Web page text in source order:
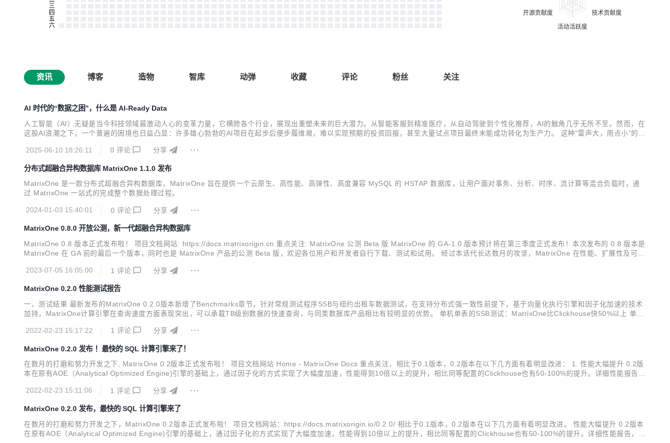
资讯 博客 造物 智库 动弹 收藏 评论 粉丝 关注
AI 时代的“数据之困”，什么是 AI-Ready Data
人工智能（AI）无疑是当今科技领域最激动人心的变革力量，它横跨各个行业，展现出重塑未来的巨大潜力。从智能客服到精准医疗，从自动驾驶到个性化推荐，AI的触角几乎无所不至。然而，在
这股AI浪潮之下，一个普遍的困境也日益凸显：许多雄心勃勃的AI项目在起步后便步履维艰，难以实现预期的投资回报，甚至大量试点项目最终未能成功转化为生产力。 这种“雷声大，雨点小”的现
用于AI时，普遍面临着一系列严峻挑战： 数据质量参差不齐：不准...
2025-06-10 18:26:11 0 评论 分享
分布式超融合异构数据库 MatrixOne 1.1.0 发布
MatrixOne 是一款分布式超融合异构数据库，MatrixOne 旨在提供一个云原生、高性能、高弹性、高度兼容 MySQL 的 HSTAP 数据库，让用户面对事务、分析、时序、流计算等混合负载时，通
过 MatrixOne 一站式的完成整个数据处理过程。
2024-01-03 15:40:01 0 评论 分享
MatrixOne 0.8.0 开放公测，新一代超融合异构数据库
MatrixOne 0.8 版本正式发布啦！ 项目文档网站: https://docs.matrixorigin.cn 重点关注: MatrixOne 公测 Beta 版 MatrixOne 的 GA-1.0 版本预计将在第三季度正式发布！本次发布的 0.8 版本是
MatrixOne 在 GA 前的最后一个版本，同时也是 MatrixOne 产品的公测 Beta 版，欢迎各位用户和开发者自行下载、测试和试用。 经过本迭代长达数月的攻坚，MatrixOne 在性能、扩展性及可用
2023-07-05 16:05:00
1 评论 分享
MatrixOne 0.2.0 性能测试报告
一、测试结果 最新发布的MatrixOne 0.2.0版本新增了Benchmarks章节，针对常规测试程序SSB与纽约出租车数据测试，在支持分布式强一致性前提下，基于向量化执行引擎和因子化加速的技术
加持，MatrixOne计算引擎在查询速度方面表现突出，可以承载TB级别数据的快速查询，与同类数据库产品相比有较明显的优势。 单机单表的SSB测试：MatrixOne比Clickhouse快50%以上 单机
2022-02-23 15:17:22
1 评论 分享
MatrixOne 0.2.0 发布 ！最快的 SQL 计算引擎来了！
在数月的打磨和努力开发之下, MatrixOne 0.2版本正式发布啦！ 项目文档网站 Home - MatrixOne Docs 重点关注，相比于0.1版本，0.2版本在以下几方面有着明显改进： 1. 性能大幅提升 0.2版
本在原有AOE（Analytical Optimized Engine)引擎的基础上，通过因子化的方式实现了大幅度加速，性能得到10倍以上的提升，相比同等配置的Clickhouse也有50-100%的提升。详细性能报告，
2022-02-23 15:11:06
1 评论 分享
MatrixOne 0.2.0 发布，最快的 SQL 计算引擎来了
在数月的打磨和努力开发之下，MatrixOne 0.2版本正式发布啦！ 项目文档网站：https://docs.matrixorigin.io/0.2.0/ 相比于0.1版本，0.2版本在以下几方面有着明显改进。 性能大幅提升 0.2版本
在原有AOE（Analytical Optimized Engine)引擎的基础上，通过因子化的方式实现了大幅度加速，性能得到10倍以上的提升，相比同等配置的Clickhouse也有50-100%的提升。详细性能报告，点